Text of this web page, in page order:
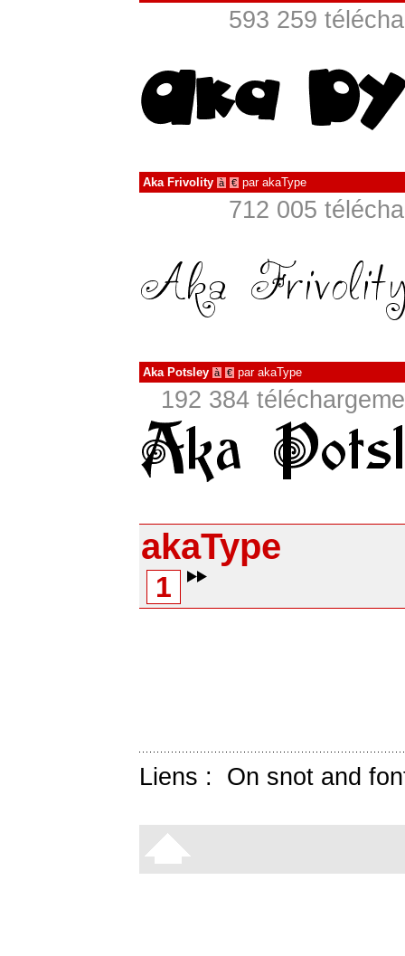
593 259
Aka Frivolity à € par akaType
712 005
Aka Potsley à € par akaType
192 384
akaType
1
Liens : On snot and